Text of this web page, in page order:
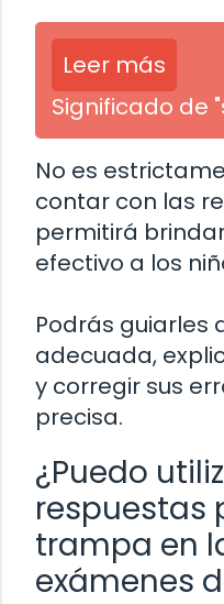
Leer más
Significado de
No es
contar con las
permitirá
efectivo a los
Podrás guiarles
adecuada,
y corregir sus
precisa.
¿Puedo
respuestas
trampa en
exámenes